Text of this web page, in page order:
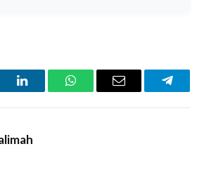
LinkedInWhatsAppEmail